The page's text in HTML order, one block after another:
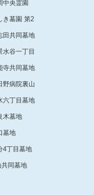
中央霊園
き墓園 第2
田共同墓地
水谷一丁目
寺共同墓地
野病院裏山
六丁目墓地
木墓地
墓地
4丁目墓地
共同墓地